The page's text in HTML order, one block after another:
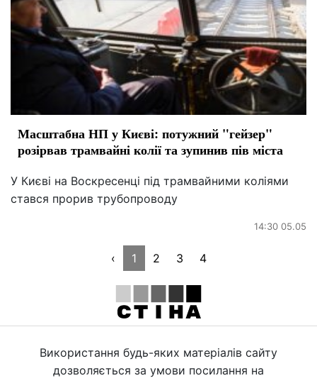
Масштабна НП у Києві: потужний "гейзер"
розірвав трамвайні колії та зупинив пів міста
У Києві на Воскресенці під трамвайними коліями
стався прорив трубопроводу
14:30 05.05
‹ 1 2 3 4
Використання будь-яких матеріалів сайту
дозволяється за умови посилання на